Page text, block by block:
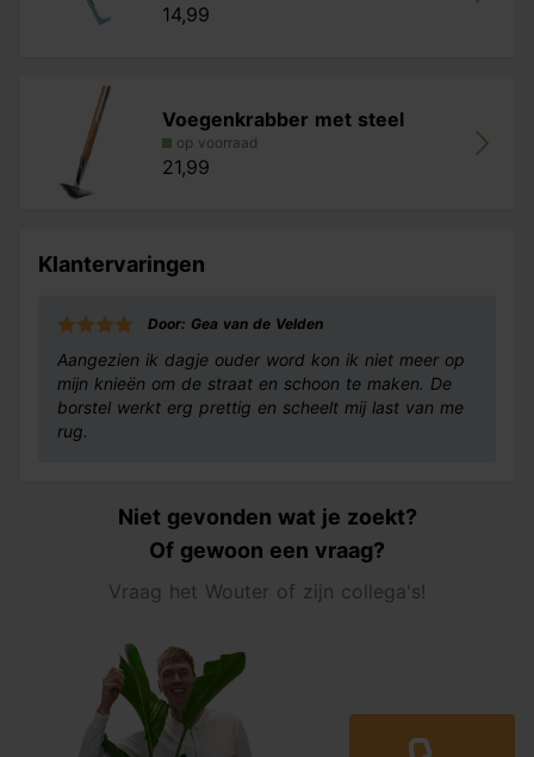
14,99
Voegenkrabber met steel
op voorraad
21,99
Klantervaringen
Door: Gea van de Velden
Aangezien ik dagje ouder word kon ik niet meer op
mijn knieën om de straat en schoon te maken. De
borstel werkt erg prettig en scheelt mij last van me
rug.
Niet gevonden wat je zoekt?
Of gewoon een vraag?
Vraag het Wouter of zijn collega's!